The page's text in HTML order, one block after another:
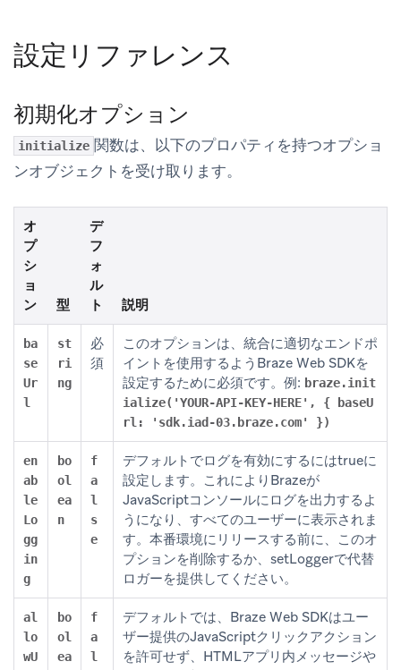
設定リファレンス
初期化オプション
initialize 関数は、以下のプロパティを持つオプショ
ンオブジェクトを受け取ります。
オ
プ
シ
ョ
ン
型
デ
フ
ォ
ル
ト
説明
ba
se
Ur
l
st
ri
ng
必
須
このオプションは、統合に適切なエンドポ
イントを使用するようBraze Web SDKを
設定するために必須です。例: braze.init
ialize('YOUR-API-KEY-HERE', { baseU
rl: 'sdk.iad-03.braze.com' })
en
ab
le
Lo
gg
in
g
bo
ol
ea
n
f
a
l
s
e
デフォルトでログを有効にするにはtrueに
設定します。これによりBrazeが
JavaScriptコンソールにログを出力するよ
うになり、すべてのユーザーに表示されま
す。本番環境にリリースする前に、このオ
プションを削除するか、setLoggerで代替
ロガーを提供してください。
al
lo
wU
bo
ol
ea
f
a
l
デフォルトでは、Braze Web SDKはユー
ザー提供のJavaScriptクリックアクション
を許可せず、HTMLアプリ内メッセージや